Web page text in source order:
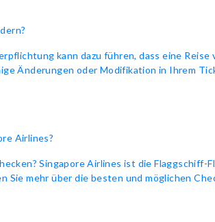
kann dazu führen, dass eine
Änderungen oder Modifikation in Ihrem
Airlines?
Singapore Airlines ist die
Sie mehr über die besten und möglichen